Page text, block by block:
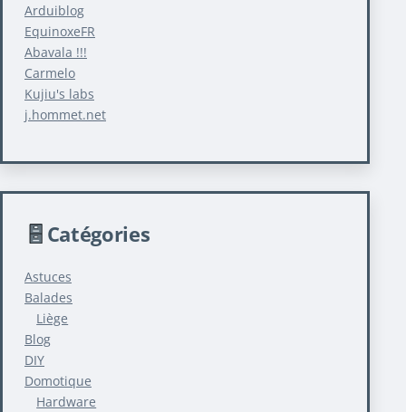
Arduiblog
EquinoxeFR
Abavala !!!
Carmelo
Kujiu's labs
j.hommet.net
Catégories
Astuces
Balades
Liège
Blog
DIY
Domotique
Hardware